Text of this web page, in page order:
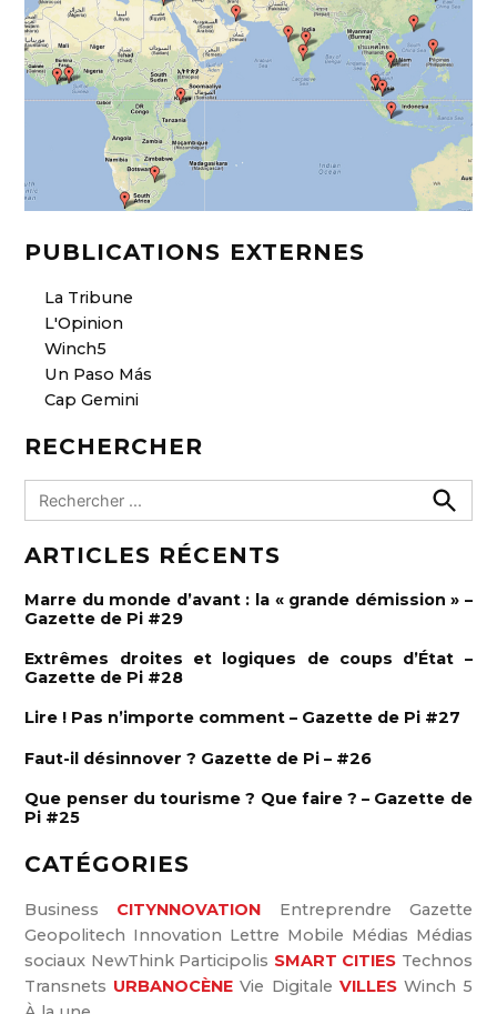
PUBLICATIONS EXTERNES
La Tribune
L'Opinion
Winch5
Un Paso Más
Cap Gemini
RECHERCHER
e
h
e
r
h
r
R
r
c
r
ARTICLES RÉCENTS
Marre du monde d’avant : la « grande démission » –
Gazette de Pi #29
Extrêmes droites et logiques de coups d’État –
Gazette de Pi #28
Lire ! Pas n’importe comment – Gazette de Pi #27
Faut-il désinnover ? Gazette de Pi – #26
Que penser du tourisme ? Que faire ? – Gazette de
Pi #25
CATÉGORIES
Business CITYNNOVATION Entreprendre
Gazette
Geopolitech Innovation Lettre Mobile Médias Médias
sociaux NewThink Participolis SMART CITIES Technos
Transnets URBANOCÈNE Vie Digitale VILLES Winch 5